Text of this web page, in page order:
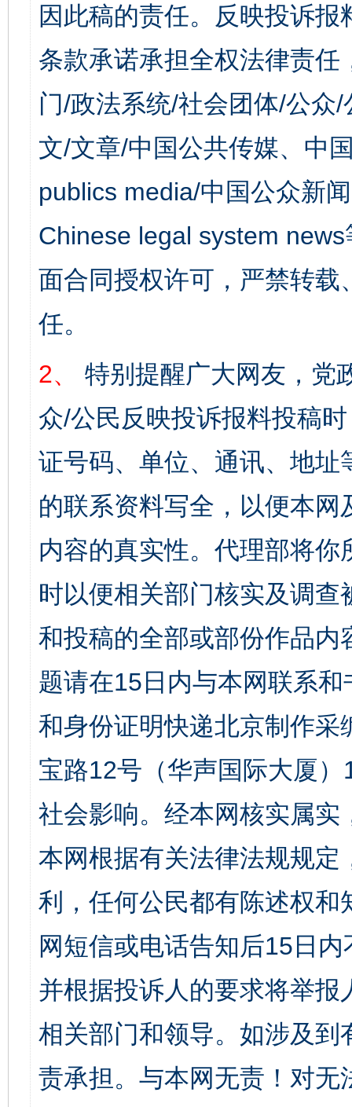
因此稿的责任。反映投诉
条款承诺承担全权法律责
门/政法系统/社会团体/公众
文/文章/中国公共传媒、中
publics media/中国公众新
Chinese legal system
面合同授权许可，严禁转
任。
2、
特别提醒广大网友，党
众/公民反映投诉报料投稿
证号码、单位、通讯、地
的联系资料写全，以便本
内容的真实性。代理部将
时以便相关部门核实及调
和投稿的全部或部份作品
题请在15日内与本网联系
和身份证明快递北京制作
宝路12号（华声国际大厦
社会影响。经本网核实属
本网根据有关法律法规规
利，任何公民都有陈述权
网短信或电话告知后15日
并根据投诉人的要求将举
相关部门和领导。如涉及
责承担。与本网无责！对